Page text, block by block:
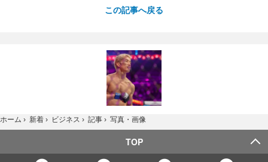
この記事へ戻る
ホーム › 新着 › ビジネス › 記事 › 写真・画像
TOP